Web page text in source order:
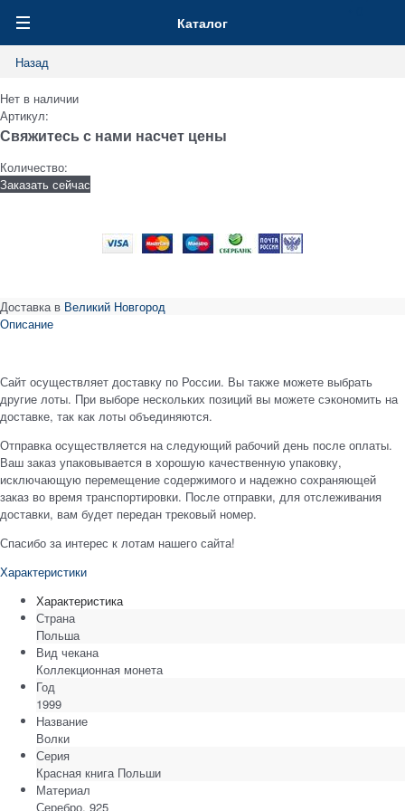
Каталог
Назад
Нет в наличии
Артикул:
Свяжитесь с нами насчет цены
Количество:
Заказать сейчас
Доставка в Великий Новгород
Описание
Сайт осуществляет доставку по России. Вы также можете выбрать
другие лоты. При выборе нескольких позиций вы можете сэкономить на
доставке, так как лоты объединяются.
Отправка осуществляется на следующий рабочий день после оплаты.
Ваш заказ упаковывается в хорошую качественную упаковку,
исключающую перемещение содержимого и надежно сохраняющей
заказ во время транспортировки. После отправки, для отслеживания
доставки, вам будет передан трековый номер.
Спасибо за интерес к лотам нашего сайта!
Характеристики
Характеристика
Страна
Польша
Вид чекана
Коллекционная монета
Год
1999
Название
Волки
Серия
Красная книга Польши
Материал
Серебро, 925